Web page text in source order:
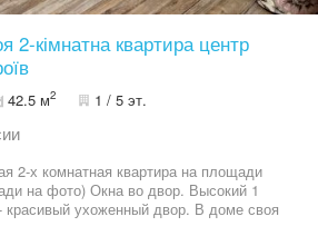
2-кімнатна квартира центр
42.5 м2 1 / 5 эт.
х комнатная квартира на площади
на фото) Окна во двор. Высокий 1
ухоженный двор. В доме своя